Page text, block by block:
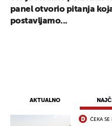
AKTUALNO
ČEKA
panel otvorio pitanja
postavljamo...